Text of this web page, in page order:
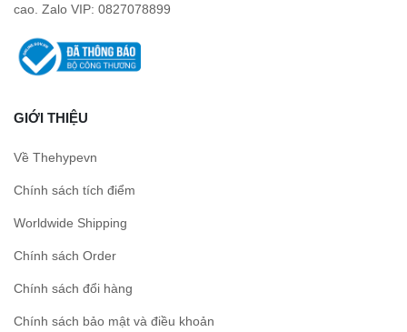
cao. Zalo VIP: 0827078899
GIỚI THIỆU
Về Thehypevn
Chính sách tích điểm
Worldwide Shipping
Chính sách Order
Chính sách đổi hàng
Chính sách bảo mật và điều khoản